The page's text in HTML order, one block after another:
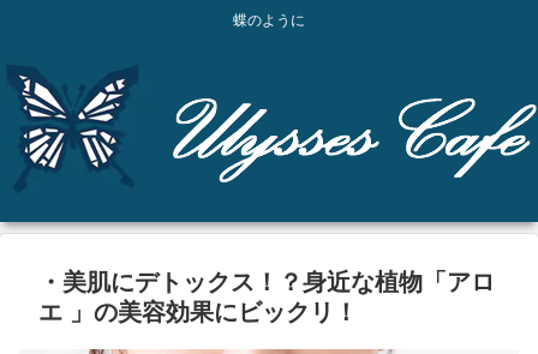
蝶のように
・美肌にデトックス！？身近な植物「アロ
エ 」の美容効果にビックリ！